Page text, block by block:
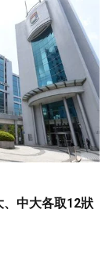
、中大各取12狀